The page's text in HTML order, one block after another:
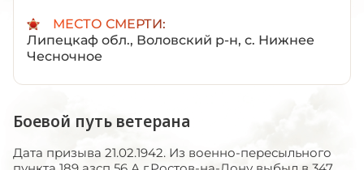
МЕСТО СМЕРТИ:
Липецкаф обл., Воловский р-н, с. Нижнее
Чесночное
Боевой путь ветерана
Дата призыва 21.02.1942. Из военно-пересыльного